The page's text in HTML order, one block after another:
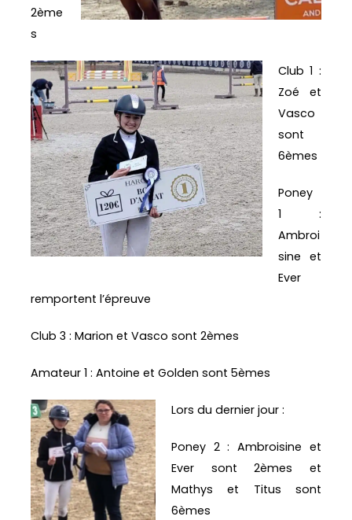
2ème
s
Club 1 :
Zoé et
Vasco
sont
6èmes
Poney
1 :
Ambroi
sine et
Ever
remportent l’épreuve
Club 3 : Marion et Vasco sont 2èmes
Amateur 1 : Antoine et Golden sont 5èmes
Lors du dernier jour :
Poney 2 : Ambroisine et
Ever sont 2èmes et
Mathys et Titus sont
6èmes